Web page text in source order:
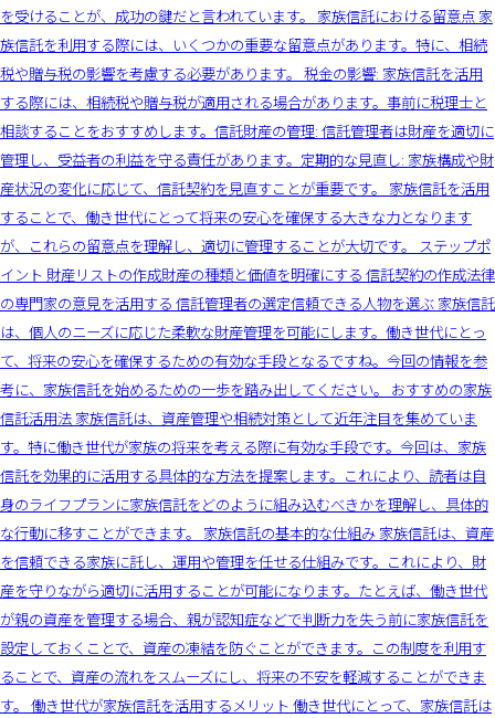
を受けることが、成功の鍵だと言われています。 家族信託における留意点 家
族信託を利用する際には、いくつかの重要な留意点があります。特に、相続
税や贈与税の影響を考慮する必要があります。 税金の影響: 家族信託を活用
する際には、相続税や贈与税が適用される場合があります。事前に税理士と
相談することをおすすめします。信託財産の管理: 信託管理者は財産を適切に
管理し、受益者の利益を守る責任があります。定期的な見直し: 家族構成や財
産状況の変化に応じて、信託契約を見直すことが重要です。 家族信託を活用
することで、働き世代にとって将来の安心を確保する大きな力となります
が、これらの留意点を理解し、適切に管理することが大切です。 ステップポ
イント 財産リストの作成財産の種類と価値を明確にする 信託契約の作成法律
の専門家の意見を活用する 信託管理者の選定信頼できる人物を選ぶ 家族信託
は、個人のニーズに応じた柔軟な財産管理を可能にします。働き世代にとっ
て、将来の安心を確保するための有効な手段となるですね。今回の情報を参
考に、家族信託を始めるための一歩を踏み出してください。 おすすめの家族
信託活用法 家族信託は、資産管理や相続対策として近年注目を集めていま
す。特に働き世代が家族の将来を考える際に有効な手段です。今回は、家族
信託を効果的に活用する具体的な方法を提案します。これにより、読者は自
身のライフプランに家族信託をどのように組み込むべきかを理解し、具体的
な行動に移すことができます。 家族信託の基本的な仕組み 家族信託は、資産
を信頼できる家族に託し、運用や管理を任せる仕組みです。これにより、財
産を守りながら適切に活用することが可能になります。たとえば、働き世代
が親の資産を管理する場合、親が認知症などで判断力を失う前に家族信託を
設定しておくことで、資産の凍結を防ぐことができます。この制度を利用す
ることで、資産の流れをスムーズにし、将来の不安を軽減することができま
す。 働き世代が家族信託を活用するメリット 働き世代にとって、家族信託は